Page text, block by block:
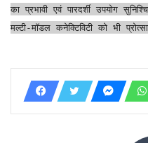
का प्रभावी एवं पारदर्शी उपयोग
मल्टी-मॉडल कनेक्टिविटी को भी